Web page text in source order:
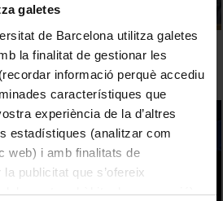
galetes
de Barcelona utilitza galetes
la finalitat de gestionar les
informació perquè accediu
característiques que
experiència de la d’altres
estadístiques (analitzar com
web) i amb finalitats de
publicitat que s’ofereix
vostres hàbits de navegació).
Reptes i oportunitats per a la